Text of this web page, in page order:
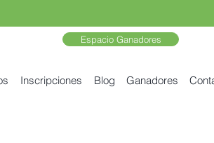
Espacio Ganadores
Inscripciones Blog Ganadores